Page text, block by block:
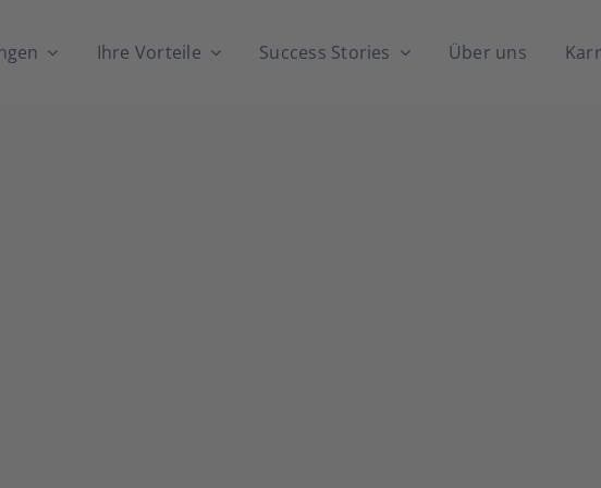
Ihre Vor­tei­le Suc­cess Sto­ries Über uns